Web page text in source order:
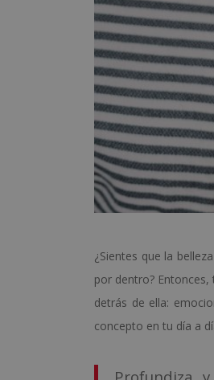
¿Sientes que la
por dentro?
detrás de ella:
concepto en tu día a